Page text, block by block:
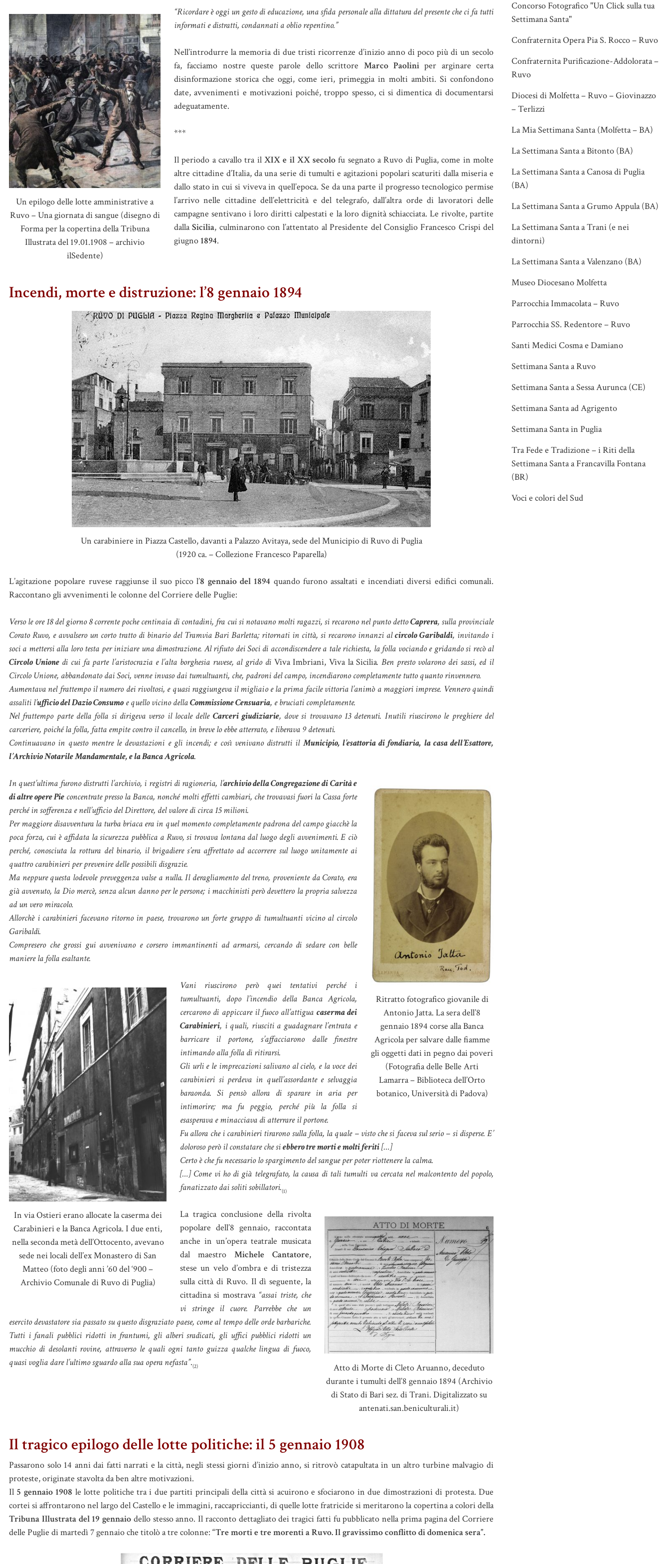
Un epilogo delle lotte amministrative a
Ruvo – Una giornata di sangue (disegno di
Forma per la copertina della Tribuna
Illustrata del 19.01.1908 – archivio
ilSedente)
“Ricordare è oggi un gesto di educazione, una sfida personale alla dittatura del presente che ci fa tutti
informati e distratti, condannati a oblio repentino.”
Nell’introdurre la memoria di due tristi ricorrenze d’inizio anno di poco più di un secolo
fa, facciamo nostre queste parole dello scrittore Marco Paoliniper arginare certa
disinformazione storica che oggi, come ieri, primeggia in molti ambiti. Si confondono
date, avvenimenti e motivazioni poiché, troppo spesso, ci si dimentica di documentarsi
adeguatamente.
***
Il periodo a cavallo tra il XIX e il XX secolo fu segnato a Ruvo di Puglia, come in molte
altre cittadine d’Italia, da una serie di tumulti e agitazioni popolari scaturiti dalla miseria e
dallo stato in cui si viveva in quell’epoca. Se da una parte il progresso tecnologico permise
l’arrivo nelle cittadine dell’elettricità e del telegrafo, dall’altra orde di lavoratori delle
campagne sentivano i loro diritti calpestati e la loro dignità schiacciata. Le rivolte, partite
dallaSicilia, culminarono con l’attentato al Presidente del Consiglio Francesco Crispi del
giugno 1894.
Incendi, morte e distruzione: l’8 gennaio 1894
Un carabiniere in Piazza Castello, davanti a Palazzo Avitaya, sede del Municipio di Ruvo di Puglia
(1920 ca. – Collezione Francesco Paparella)
L’agitazione popolare ruvese raggiunse il suo picco l’8 gennaio del 1894 quando furono assaltati e incendiati diversi edifici comunali.
Raccontano gli avvenimenti le colonne del Corriere delle Puglie:
Verso le ore 18 del giorno 8 corrente poche centinaia di contadini, fra cui si notavano molti ragazzi, si recarono nel punto dettoCaprera, sulla provinciale
Corato Ruvo, e avvalsero un corto tratto di binario del Tramvia Bari Barletta; ritornati in città, si recarono innanzi alcircolo Garibaldi, invitando i
soci a mettersi alla loro testa per iniziare una dimostrazione. Al rifiuto dei Soci di accondiscendere a tale richiesta, la folla vociando e gridando si recò al
Circolo Unionedi cui fa parte l’aristocrazia e l’alta borghesia ruvese, al grido di Viva Imbriani, Viva la Sicilia. Ben presto volarono dei sassi, ed il
Circolo Unione, abbandonato dai Soci, venne invaso dai tumultuanti, che, padroni del campo, incendiarono completamente tutto quanto rinvennero.
Aumentava nel frattempo il numero dei rivoltosi, e quasi raggiungeva il migliaio e la prima facile vittoria l’animò a maggiori imprese. Vennero quindi
assaliti l’ufficio del Dazio Consumo e quello vicino dellaCommissione Censuaria, e bruciati completamente.
Nel frattempo parte della folla si dirigeva verso il locale delle Carceri giudiziarie, dove si trovavano 13 detenuti. Inutili riuscirono le preghiere del
carceriere, poiché la folla, fatta empite contro il cancello, in breve lo ebbe atterrato, e liberava 9 detenuti.
Continuavano in questo mentre le devastazioni e gli incendi; e così venivano distrutti il Municipio, l’esattoria di fondiaria, la casa dell’Esattore,
l’Archivio Notarile Mandamentale, e la Banca Agricola.
Ritratto fotografico giovanile di
Antonio Jatta. La sera dell’8
gennaio 1894 corse alla Banca
Agricola per salvare dalle fiamme
gli oggetti dati in pegno dai poveri
(Fotografia delle Belle Arti
Lamarra – Biblioteca dell’Orto
botanico, Università di Padova)
In quest’ultima furono distrutti l’archivio, i registri di ragioneria, l’archivio della Congregazione di Carità e
di altre opere Pie concentrate presso la Banca, nonché molti effetti cambiari, che trovavasi fuori la Cassa forte
perché in sofferenza e nell’ufficio del Direttore, del valore di circa 15 milioni.
Per maggiore disavventura la turba briaca era in quel momento completamente padrona del campo giacchè la
poca forza, cui è affidata la sicurezza pubblica a Ruvo, si trovava lontana dal luogo degli avvenimenti. E ciò
perché, conosciuta la rottura del binario, il brigadiere s’era affrettato ad accorrere sul luogo unitamente ai
quattro carabinieri per prevenire delle possibili disgrazie.
Ma neppure questa lodevole preveggenza valse a nulla. Il deragliamento del treno, proveniente da Corato, era
già avvenuto, la Dio mercè, senza alcun danno per le persone; i macchinisti però devettero la propria salvezza
ad un vero miracolo.
Allorchè i carabinieri facevano ritorno in paese, trovarono un forte gruppo di tumultuanti vicino al circolo
Garibaldi.
Compresero che grossi gui avvenivano e corsero immantinenti ad armarsi, cercando di sedare con belle
maniere la folla esaltante.
In via Ostieri erano allocate la caserma dei
Carabinieri e la Banca Agricola. I due enti,
nella seconda metà dell’Ottocento, avevano
sede nei locali dell’ex Monastero di San
Matteo (foto degli anni ’60 del ‘900 –
Archivio Comunale di Ruvo di Puglia)
Vani riuscirono però quei tentativi perché i
tumultuanti, dopo l’incendio della Banca Agricola,
cercarono di appiccare il fuoco all’attigua caserma dei
Carabinieri, i quali, riusciti a guadagnare l’entrata e
barricare il portone, s’affacciarono dalle finestre
intimando alla folla di ritirarsi.
Gli urli e le imprecazioni salivano al cielo, e la voce dei
carabinieri si perdeva in quell’assordante e selvaggia
baraonda. Si pensò allora di sparare in aria per
intimorire; ma fu peggio, perché più la folla si
esasperava e minacciava di atterrare il portone.
Fu allora che i carabinieri tirarono sulla folla, la quale – visto che si faceva sul serio – si disperse. E’
doloroso però il constatare che siebbero tre morti e molti feriti[…]
Certo è che fu necessario lo spargimento del sangue per poter riottenere la calma.
[…] Come vi ho di già telegrafato, la causa di tali tumulti va cercata nel malcontento del popolo,
fanatizzato dai soliti sobillatori.(1)
Atto di Morte di Cleto Aruanno, deceduto
durante i tumulti dell’8 gennaio 1894 (Archivio
di Stato di Bari sez. di Trani. Digitalizzato su
antenati.san.beniculturali.it)
La tragica conclusione della rivolta
popolare dell’8 gennaio, raccontata
anche in un’opera teatrale musicata
dal maestro Michele Cantatore,
stese un velo d’ombra e di tristezza
sulla città di Ruvo. Il dì seguente, la
cittadina si mostrava “assai triste, che
vi stringe il cuore. Parrebbe che un
esercito devastatore sia passato su questo disgraziato paese, come al tempo delle orde barbariche.
Tutti i fanali pubblici ridotti in frantumi, gli alberi sradicati, gli uffici pubblici ridotti un
mucchio di desolanti rovine, attraverso le quali ogni tanto guizza qualche lingua di fuoco,
quasi voglia dare l’ultimo sguardo alla sua opera nefasta”.(2)
Il tragico epilogo delle lotte politiche: il 5 gennaio 1908
Passarono solo 14 anni dai fatti narrati e la città, negli stessi giorni d’inizio anno, si ritrovò catapultata in un altro turbine malvagio di
proteste, originate stavolta da ben altre motivazioni.
Il 5 gennaio 1908 le lotte politiche tra i due partiti principali della città si acuirono e sfociarono in due dimostrazioni di protesta. Due
cortei si affrontarono nel largo del Castello e le immagini, raccapriccianti, di quelle lotte fratricide si meritarono la copertina a colori della
Tribuna Illustrata del 19 gennaio dello stesso anno. Il racconto dettagliato dei tragici fatti fu pubblicato nella prima pagina del Corriere
delle Puglie di martedì 7 gennaio che titolò a tre colonne: “Tre morti e tre morenti a Ruvo. Il gravissimo conflitto di domenica sera”.
Concorso Fotografico "Un Click sulla tua
Settimana Santa"
Confraternita Opera Pia S. Rocco – Ruvo
Confraternita Purificazione-Addolorata –
Ruvo
Diocesi di Molfetta – Ruvo – Giovinazzo
– Terlizzi
La Mia Settimana Santa (Molfetta – BA)
La Settimana Santa a Bitonto (BA)
La Settimana Santa a Canosa di Puglia
(BA)
La Settimana Santa a Grumo Appula (BA)
La Settimana Santa a Trani (e nei
dintorni)
La Settimana Santa a Valenzano (BA)
Museo Diocesano Molfetta
Parrocchia Immacolata – Ruvo
Parrocchia SS. Redentore – Ruvo
Santi Medici Cosma e Damiano
Settimana Santa a Ruvo
Settimana Santa a Sessa Aurunca (CE)
Settimana Santa ad Agrigento
Settimana Santa in Puglia
Tra Fede e Tradizione – i Riti della
Settimana Santa a Francavilla Fontana
(BR)
Voci e colori del Sud